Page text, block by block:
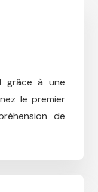
grâce à une
le premier
de